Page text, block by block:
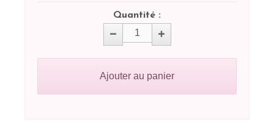
Quantité :
Ajouter au panier